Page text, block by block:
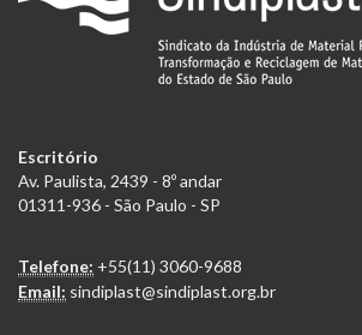
Escritório
Av. Paulista, 2439 - 8º andar
01311-936 - São Paulo - SP
Telefone: +55(11) 3060-9688
Email: sindiplast@sindiplast.org.br